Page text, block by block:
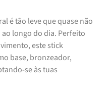
é tão leve que quase não
longo do dia. Perfeito
este stick
base, bronzeador,
se às tuas